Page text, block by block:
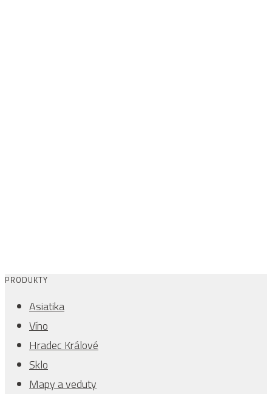
PRODUKTY
Asiatika
Víno
Hradec Králové
Sklo
Mapy a veduty